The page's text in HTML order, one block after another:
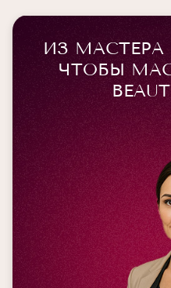
ИЗ МАСТЕРА
ЧТОБЫ